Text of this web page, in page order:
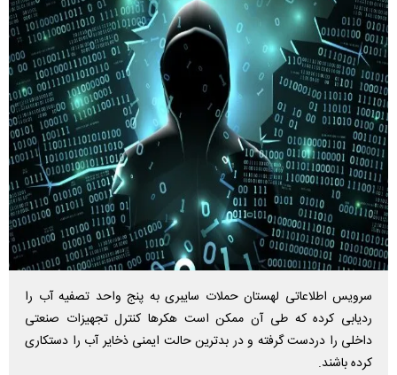
سرویس اطلاعاتی لهستان حملات سایبری به پنج واحد تصفیه آب را
ردیابی کرده که طی آن ممکن است هکر‌ها کنترل تجهیزات صنعتی
داخلی را دردست گرفته و در بدترین حالت ایمنی ذخایر آب را دستکاری
کرده باشند.